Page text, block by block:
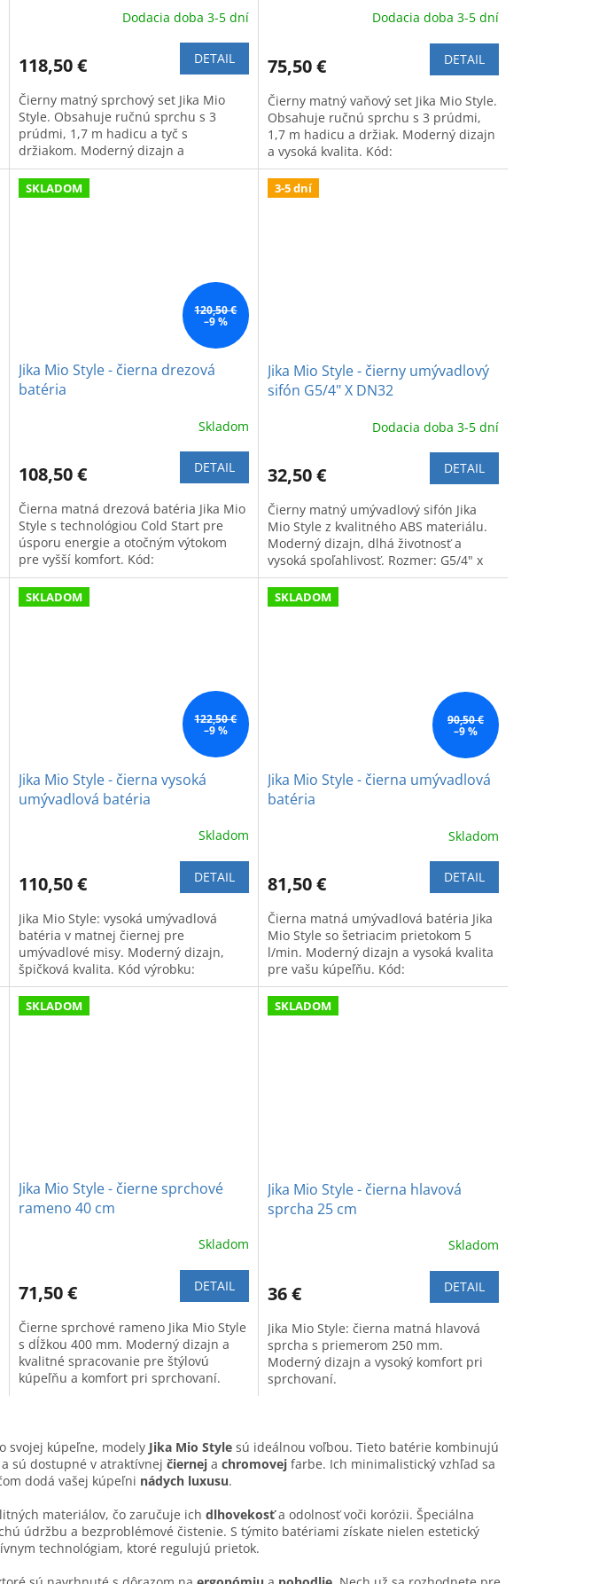
Dodacia doba 3-5 dní
118,50 € DETAIL
Čierny matný sprchový set Jika Mio
Style. Obsahuje ručnú sprchu s 3
prúdmi, 1,7 m hadicu a tyč s
držiakom. Moderný dizajn a
maximálny komfort pre vašu kúpeľňu.
Dodacia doba 3-5 dní
75,50 € DETAIL
Čierny matný vaňový set Jika Mio Style.
Obsahuje ručnú sprchu s 3 prúdmi,
1,7 m hadicu a držiak. Moderný dizajn
a vysoká kvalita. Kód:
H3652F07163611.
SKLADOM
120,50 €
–9 %
Jika Mio Style - čierna drezová
batéria
Skladom
108,50 € DETAIL
Čierna matná drezová batéria Jika Mio
Style s technológiou Cold Start pre
úsporu energie a otočným výtokom
pre vyšší komfort. Kód:
H3512F17162601.
3-5 dní
Jika Mio Style - čierny umývadlový
sifón G5/4" X DN32
Dodacia doba 3-5 dní
32,50 € DETAIL
Čierny matný umývadlový sifón Jika
Mio Style z kvalitného ABS materiálu.
Moderný dizajn, dlhá životnosť a
vysoká spoľahlivosť. Rozmer: G5/4" x
DN32.
SKLADOM
122,50 €
–9 %
Jika Mio Style - čierna vysoká
umývadlová batéria
Skladom
110,50 € DETAIL
Jika Mio Style: vysoká umývadlová
batéria v matnej čiernej pre
umývadlové misy. Moderný dizajn,
špičková kvalita. Kód výrobku:
H3112F87161201.
SKLADOM
90,50 €
–9 %
Jika Mio Style - čierna umývadlová
batéria
Skladom
81,50 € DETAIL
Čierna matná umývadlová batéria Jika
Mio Style so šetriacim prietokom 5
l/min. Moderný dizajn a vysoká kvalita
pre vašu kúpeľňu. Kód:
H3112F17161101.
SKLADOM
Jika Mio Style - čierne sprchové
rameno 40 cm
Skladom
71,50 € DETAIL
Čierne sprchové rameno Jika Mio Style
s dĺžkou 400 mm. Moderný dizajn a
kvalitné spracovanie pre štýlovú
kúpeľňu a komfort pri sprchovaní.
SKLADOM
Jika Mio Style - čierna hlavová
sprcha 25 cm
Skladom
36 € DETAIL
Jika Mio Style: čierna matná hlavová
sprcha s priemerom 250 mm.
Moderný dizajn a vysoký komfort pri
sprchovaní.
l
á
d
c
i
e
svojej kúpeľne, modely Jika Mio Style sú ideálnou voľbou. Tieto batérie kombinujú
sú dostupné v atraktívnej čiernej a chromovej farbe. Ich minimalistický vzhľad sa
dodá vašej kúpeľni nádych luxusu.
materiálov, čo zaručuje ich dlhovekosťa odolnosť voči korózii. Špeciálna
údržbu a bezproblémové čistenie. S týmito batériami získate nielen estetický
technológiam, ktoré regulujú prietok.